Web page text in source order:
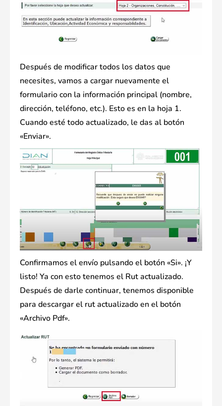
Después de modificar todos los datos que
necesites, vamos a cargar nuevamente el
formulario con la información principal (nombre,
dirección, teléfono, etc.). Esto es en la hoja 1.
Cuando esté todo actualizado, le das al botón
«Enviar».
Confirmamos el envío pulsando el botón «Si». ¡Y
listo! Ya con esto tenemos el Rut actualizado.
Después de darle continuar, tenemos disponible
para descargar el rut actualizado en el botón
«Archivo Pdf».